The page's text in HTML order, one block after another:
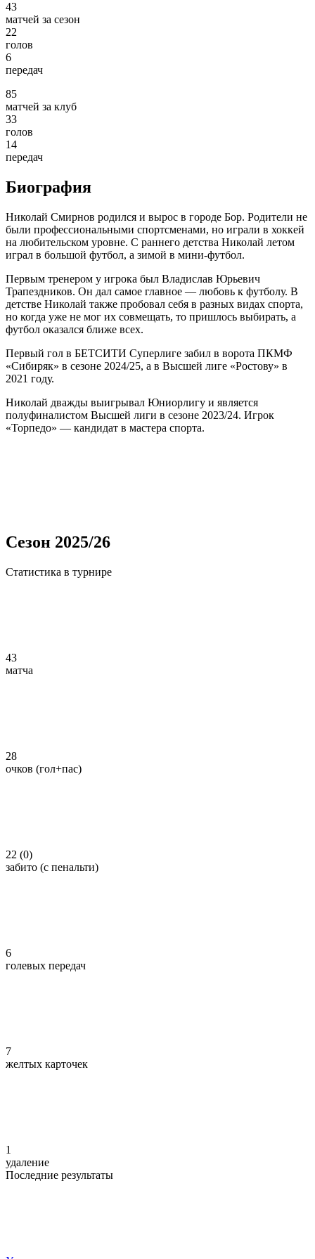
43
матчей за сезон
22
голов
6
передач
85
матчей за клуб
33
голов
14
передач
Биография
Николай Смирнов родился и вырос в городе Бор. Родители не
были профессиональными спортсменами, но играли в хоккей
на любительском уровне. С раннего детства Николай летом
играл в большой футбол, а зимой в мини-футбол.
Первым тренером у игрока был Владислав Юрьевич
Трапездников. Он дал самое главное — любовь к футболу. В
детстве Николай также пробовал себя в разных видах спорта,
но когда уже не мог их совмещать, то пришлось выбирать, а
футбол оказался ближе всех.
Первый гол в БЕТСИТИ Суперлиге забил в ворота ПКМФ
«Сибиряк» в сезоне 2024/25, а в Высшей лиге «Ростову» в
2021 году.
Николай дважды выигрывал Юниорлигу и является
полуфиналистом Высшей лиги в сезоне 2023/24. Игрок
«Торпедо» — кандидат в мастера спорта.
Сезон 2025/26
Статистика в турнире
43
матча
28
очков (гол+пас)
22 (0)
забито (с пенальти)
6
голевых передач
7
желтых карточек
1
удаление
Последние результаты